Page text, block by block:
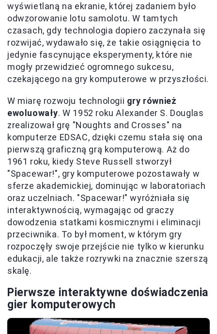
wyświetlaną na ekranie, której zadaniem było
odwzorowanie lotu samolotu. W tamtych
czasach, gdy technologia dopiero zaczynała się
rozwijać, wydawało się, że takie osiągnięcia to
jedynie fascynujące eksperymenty, które nie
mogły przewidzieć ogromnego sukcesu,
czekającego na gry komputerowe w przyszłości.
W miarę rozwoju technologii gry również
ewoluowały. W 1952 roku Alexander S. Douglas
zrealizował grę "Noughts and Crosses" na
komputerze EDSAC, dzięki czemu stała się ona
pierwszą graficzną grą komputerową. Aż do
1961 roku, kiedy Steve Russell stworzył
"Spacewar!", gry komputerowe pozostawały w
sferze akademickiej, dominując w laboratoriach
oraz uczelniach. "Spacewar!" wyróżniała się
interaktywnością, wymagając od graczy
dowodzenia statkami kosmicznymi i eliminacji
przeciwnika. To był moment, w którym gry
rozpoczęły swoje przejście nie tylko w kierunku
edukacji, ale także rozrywki na znacznie szerszą
skalę.
Pierwsze interaktywne doświadczenia
gier komputerowych